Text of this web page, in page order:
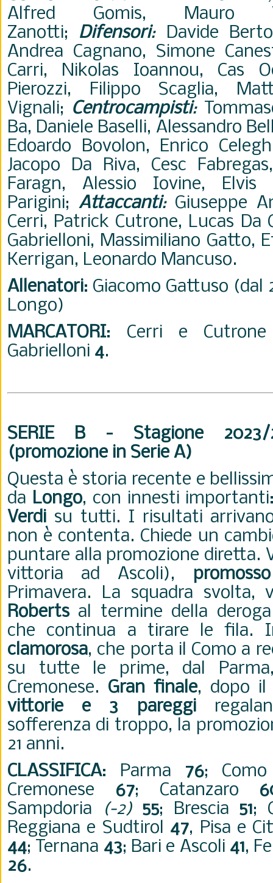
Alfred Gomis, Mauro
Zanotti; Difensori:Davide
Andrea Cagnano, Simone
Carri, Nikolas Ioannou, Cas
Pierozzi, Filippo Scaglia,
Vignali; Centrocampisti:
Ba, Daniele Baselli, Alessandro
Edoardo Bovolon, Enrico
Jacopo Da Riva, Cesc
Faragn, Alessio Iovine, Elvis
Parigini; Attaccanti:Giuseppe
Cerri, Patrick Cutrone, Lucas Da
Gabrielloni, Massimiliano Gatto,
Kerrigan, Leonardo Mancuso.
Allenatori: Giacomo Gattuso (dal
Longo)
MARCATORI: Cerri e
Gabrielloni 4.
SERIE B - Stagione 2023/
(promozione in Serie A)
Questa è storia recente e
da Longo, con innesti
Verdi su tutti. I risultati
non è contenta. Chiede un
puntare alla promozione diretta.
vittoria ad Ascoli),
Primavera. La squadra svolta,
Roberts al termine della
che continua a tirare le fila.
clamorosa, che porta il Como a
su tutte le prime, dal
Cremonese. Gran finale, dopo il
vittorie e 3 pareggi
sofferenza di troppo, la
21 anni.
CLASSIFICA: Parma 76;
Cremonese 67; Catanzaro
Sampdoria
(-2) 55; Brescia 51;
Reggiana e Sudtirol 47, Pisa e
44; Ternana 43; Bari e Ascoli 41,
26.